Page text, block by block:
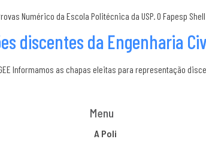
Numérico da Escola Politécnica da USP. O Fapesp
discentes da Engenharia
Informamos as chapas eleitas para representação
Menu
A Poli